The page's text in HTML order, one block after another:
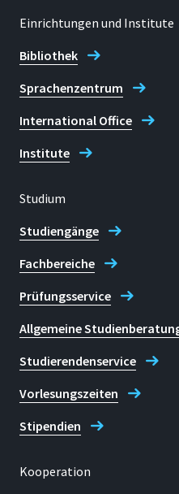
Einrichtungen und Institute
Bibliothek
Sprachenzentrum
International Office
Institute
Studium
Studiengänge
Fachbereiche
Prüfungsservice
Allgemeine
Studierendenservice
Vorlesungszeiten
Stipendien
Kooperation